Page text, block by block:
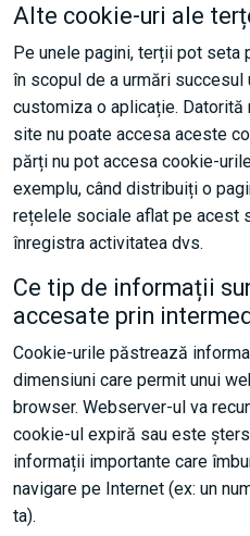
Alte cookie-uri ale
Pe unele pagini, terții pot seta
în scopul de a urmări succesul
customiza o aplicație.
site nu poate accesa aceste
părți nu pot accesa cookie-
exemplu, când distribuiți o
rețelele sociale aflat pe acest
înregistra activitatea dvs.
Ce tip de informații
accesate prin
Cookie-urile păstrează
dimensiuni care permit unui
browser. Webserver-ul va
cookie-ul expiră sau este
informații importante care
navigare pe Internet (ex: un
ta).